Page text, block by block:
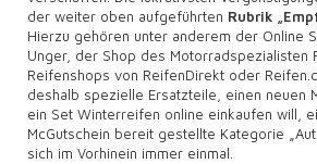
der weiter oben aufgeführten Rubrik
Hierzu gehören unter anderem der Online
Unger, der Shop des Motorradspezialisten
Reifenshops von ReifenDirekt oder
deshalb spezielle Ersatzteile, einen neuen
ein Set Winterreifen online einkaufen will,
McGutschein bereit gestellte Kategorie
sich im Vorhinein immer einmal.